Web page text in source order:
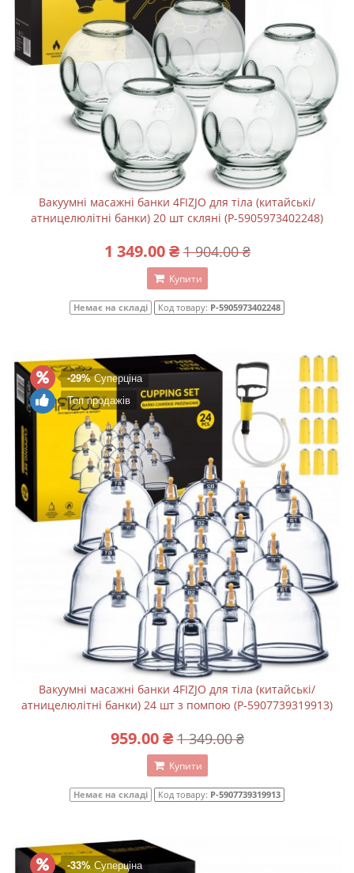
Вакуумні масажні банки 4FIZJO для тіла (китайські/
атницелюлітні банки) 20 шт скляні (P-5905973402248)
1 349.00 ₴ 1 904.00 ₴
Купити
Немає на складі Код товару: P-5905973402248
-29%Суперціна
Топ продажів
Вакуумні масажні банки 4FIZJO для тіла (китайські/
атницелюлітні банки) 24 шт з помпою (P-5907739319913)
959.00 ₴ 1 349.00 ₴
Купити
Немає на складі Код товару: P-5907739319913
-33% Суперціна